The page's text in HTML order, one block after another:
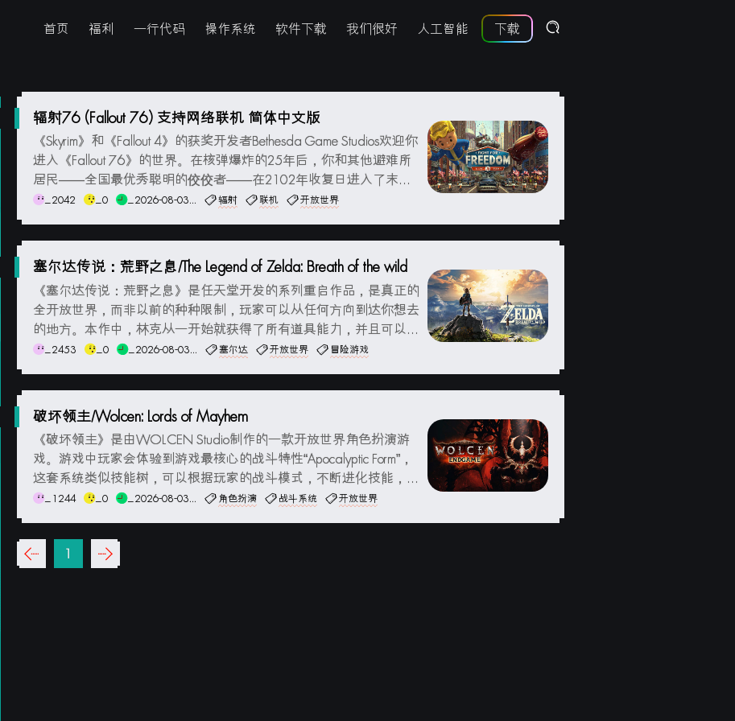
首页 下载
福利 一行代码 操作系统 软件下载 我们很好 人工智能
辐射76 (Fallout 76) 支持网络联机 简体中文版
《Skyrim》和《Fallout 4》的获奖开发者Bethesda Game Studios欢迎你
进入《Fallout 76》的世界。在核弹爆炸的25年后，你和其他避难所
居民——全国最优秀聪明的佼佼者——在2102年收复日进入了末日
之后的美国。孤身冒险，或者与人合作，按照你喜欢的方式在这片废
_2042 _0 _2026-08-03... 辐射 联机 开放世界
塞尔达传说：荒野之息/The Legend of Zelda: Breath of the wild
《塞尔达传说：荒野之息》是任天堂开发的系列重启作品，是真正的
全开放世界，而非以前的种种限制，玩家可以从任何方向到达你想去
的地方。本作中，林克从一开始就获得了所有道具能力，并且可以和
世界中的各种要素进行互动。大自然的风火雷电都可以被利用，让林
不会让玩家失望。视频介绍游戏截图MOD说明本体+1.6.0升...
_2453 _0 _2026-08-03... 塞尔达 开放世界 冒险游戏
破坏领主/Wolcen: Lords of Mayhem
《破坏领主》是由WOLCEN Studio制作的一款开放世界角色扮演游
戏。游戏中玩家会体验到游戏最核心的战斗特性“Apocalyptic Form”，
这套系统类似技能树，可以根据玩家的战斗模式，不断进化技能，甚
至改变外貌。游戏中还有武器盔甲打造，玩家房屋，地牢等等模式玩
_1244 _0 _2026-08-03... 角色扮演 战斗系统 开放世界
‹‹ 1 ››